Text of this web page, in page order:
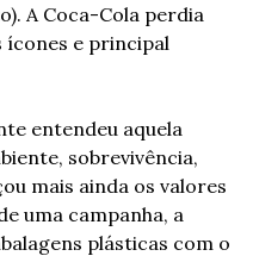
A Coca-Cola perdia
ícones e principal
entendeu aquela
mais ainda os valores
uma campanha, a
plásticas com o